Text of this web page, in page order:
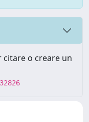
o creare un